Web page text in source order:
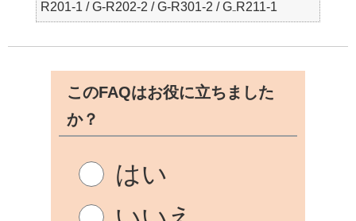
R201-1 / G-R202-2 / G-R301-2 / G₋R211‐1
このFAQはお役に立ちました
か？
はい